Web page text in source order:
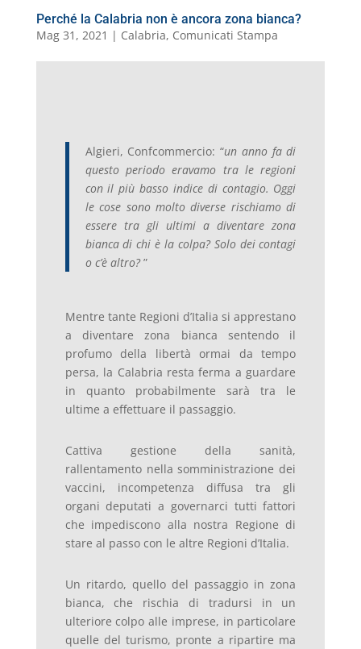
Perché la Calabria non è ancora zona bianca?
Mag 31, 2021 | Calabria, Comunicati Stampa
Algieri, Confcommercio: “un anno fa di
questo periodo eravamo tra le regioni
con il più basso indice di contagio. Oggi
le cose sono molto diverse rischiamo di
essere tra gli ultimi a diventare zona
bianca di chi è la colpa? Solo dei contagi
o c’è altro?”
Mentre tante Regioni d’Italia si apprestano
a diventare zona bianca sentendo il
profumo della libertà ormai da tempo
persa, la Calabria resta ferma a guardare
in quanto probabilmente sarà tra le
ultime a effettuare il passaggio.
Cattiva gestione della sanità,
rallentamento nella somministrazione dei
vaccini, incompetenza diffusa tra gli
organi deputati a governarci tutti fattori
che impediscono alla nostra Regione di
stare al passo con le altre Regioni d’Italia.
Un ritardo, quello del passaggio in zona
bianca, che rischia di tradursi in un
ulteriore colpo alle imprese, in particolare
quelle del turismo, pronte a ripartire ma